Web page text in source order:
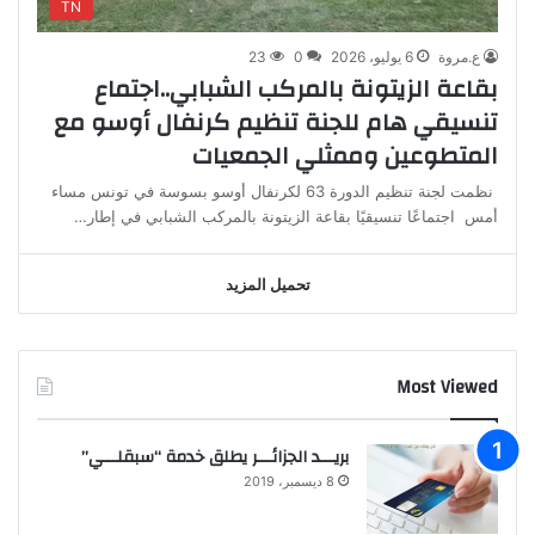
TN
ع.مروة 6 يوليو، 2026 0
23
بقاعة الزيتونة بالمركب الشبابي..اجتماع
تنسيقي هام للجنة تنظيم كرنفال أوسو مع
المتطوعين وممثلي الجمعيات
نظمت لجنة تنظيم الدورة 63 لكرنفال أوسو بسوسة في تونس مساء
أمس اجتماعًا تنسيقيًا بقاعة الزيتونة بالمركب الشبابي في إطار…
تحميل المزيد
Most Viewed
بريـــد الجزائـــر يطلق خدمة “سبقلـــي”
8 ديسمبر، 2019